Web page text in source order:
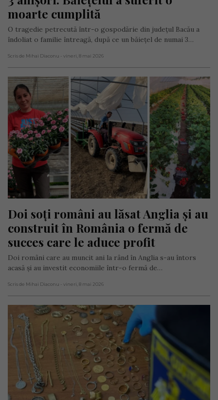
moarte cumplită
O tragedie petrecută într-o gospodărie din județul Bacău a
îndoliat o familie întreagă, după ce un băiețel de numai 3…
Scris de Mihai Diaconu - vineri, 8 mai 2026
Doi soți români au lăsat Anglia și au
construit în România o fermă de
succes care le aduce profit
Doi români care au muncit ani la rând în Anglia s-au întors
acasă și au investit economiile într-o fermă de…
Scris de Mihai Diaconu - vineri, 8 mai 2026